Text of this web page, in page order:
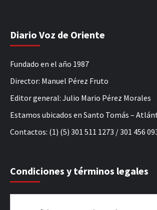
Diario Voz de Oriente
Fundado en el año 1987
Director: Manuel Pérez Fruto
Editor general: Julio Mario Pérez Morales
Estamos ubicados en Santo Tomás –
Contactos: (1) (5) 301 511 1273 / 301 456
Condiciones y términos legales